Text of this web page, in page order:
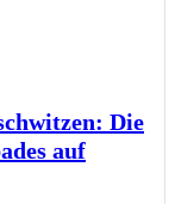
Die
auf